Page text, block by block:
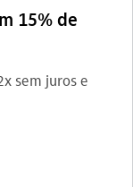
15% de
sem juros e